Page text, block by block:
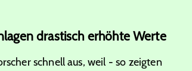
drastisch erhöhte Werte
schnell aus, weil - so zeigten